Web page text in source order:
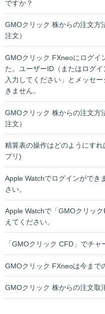
ですか？
GMOクリック 株からの注文方
注文）
GMOクリック FXneoにログイ
た。ユーザーID（またはログ
入力してください」とメッセ
きません。
GMOクリック 株からの注文方
注文）
精算表の操作はどのようにす
プリ)
Apple Watchでログインができ
さい。
Apple Watchで「GMOクリッ
えてください。
「GMOクリック CFD」でチ
GMOクリック FXneoは今まで
GMOクリック 株からの注文取